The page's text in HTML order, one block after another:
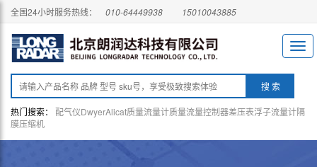
全国24小时服务热线： 010-64449938 15010043885
热门搜索： 配气仪DwyerAlicat质量流量计质量流量控制器差压表浮子流量计隔
膜压缩机